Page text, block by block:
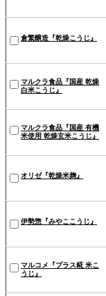
倉繁醸造『乾燥こうじ』
マルクラ食品『国産 乾燥
白米こうじ』
マルクラ食品『国産 有機
米使用 乾燥玄米こうじ』
オリゼ『乾燥米麹』
伊勢惣『みやここうじ』
マルコメ『プラス糀 米こ
うじ』